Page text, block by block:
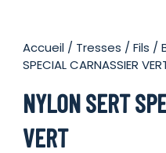
Accueil / Tresses / Fils /
SPECIAL CARNASSIER
NYLON SERT
VERT